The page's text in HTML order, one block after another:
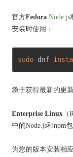
官方Fedora Node.js
安装时使用：
sudo dnf
急于获得最新的更
Enterprise Linux
中 的Node.js和npm包
为您的版本安装相